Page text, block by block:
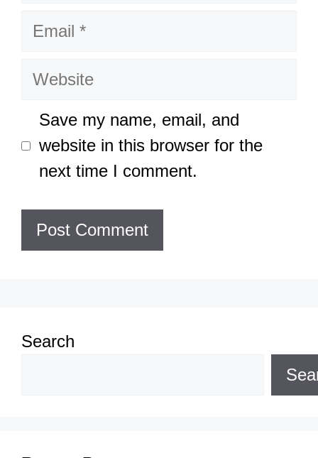
Email
Website
Save my name, email, and
website in this browser for the
next time I comment.
Search